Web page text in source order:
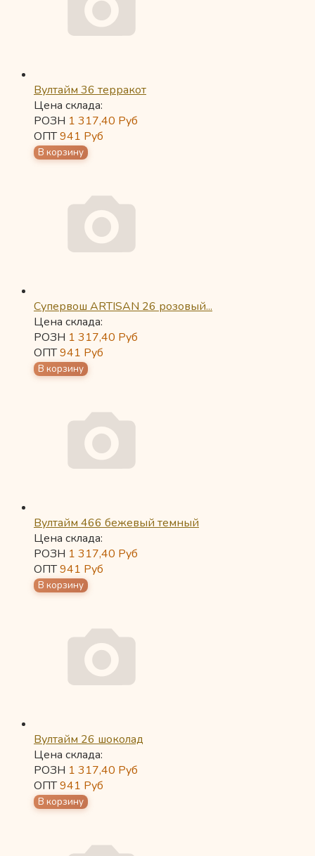
Вултайм 36 терракот
Цена склада:
РОЗН 1 317,40 Руб
ОПТ941 Руб
Супервош ARTISAN 26 розовый...
Цена склада:
РОЗН 1 317,40 Руб
ОПТ941 Руб
Вултайм 466 бежевый темный
Цена склада:
РОЗН 1 317,40 Руб
ОПТ941 Руб
Вултайм 26 шоколад
Цена склада:
РОЗН 1 317,40 Руб
ОПТ941 Руб